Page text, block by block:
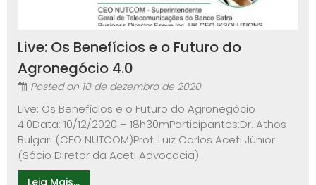
Live: Os Benefícios e o Futuro do
Agronegócio 4.0
Posted on 10 de dezembro de 2020
Live: Os Benefícios e o Futuro do Agronegócio
4.0Data: 10/12/2020 – 18h30mParticipantes:Dr. Athos
Bulgari (CEO NUTCOM)Prof. Luiz Carlos Aceti Júnior
(Sócio Diretor da Aceti Advocacia)